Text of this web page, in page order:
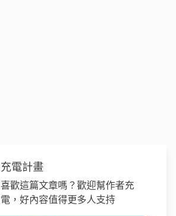
充電計畫
喜歡這篇文章嗎？歡迎幫作者充
電，好內容值得更多人支持